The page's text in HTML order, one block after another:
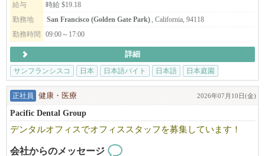
未経験者でも大丈夫です。難しく考えることはありません。特別
な技能も要りません。人が好きで、人を笑顔にする事を仕事にし
たい方、世界で活躍したい方はぜひチームに加わってください！
お待ちしています。
＝＝＝＝
We are hiring part time sales and cashier at The Japanese Tea Garden's gi
ft shop.
The Japanese Tea Garden provides visitors from around the world with a
n opportunity to experience the natural beauty, tranquility and harmony
of a Japanese-style garden in the heart of San Francisco’s Golden Gate P
ark.
Originally created as a “Japanese Village”
給与
時給 $19.18
勤務地
San Francisco (Golden Gate Park), California, 94118
勤務時間
09:00～17:00
詳細
サンフランシスコ
日本 日本語バイト 日本語 日本庭園
正社員 健康・医療 2026年07月10日(金)
Pacific Dental Group
デンタルオフィスでオフィススタッフを募集しています！
会社からのメッセージ